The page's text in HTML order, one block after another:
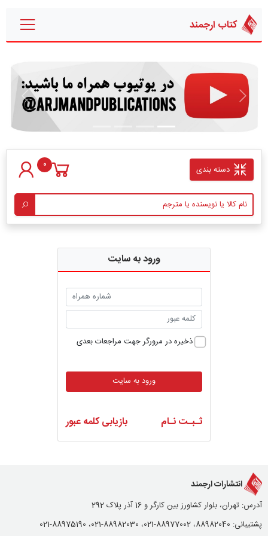
کتاب ارجمند
قبلی بعدی
دسته بندی 0
ورود به سایت
ذخیره در مرورگر جهت مراجعات بعدی
ورود به سایت
ثـبـت نـام بازیابی کلمه عبور
انتشارات ارجمند
آدرس: تهران، بلوار کشاورز بین کارگر و 16 آذر پلاک 292
پشتیبانی: 88982040، 88977002-021، 88982030-021، 88975190-021